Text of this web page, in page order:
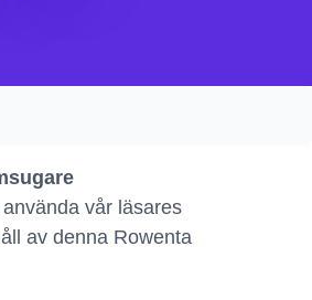
vår läsares
av denna Rowenta